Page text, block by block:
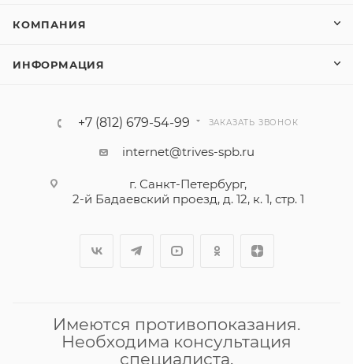
КОМПАНИЯ
ИНФОРМАЦИЯ
+7 (812) 679-54-99 ЗАКАЗАТЬ ЗВОНОК
internet@trives-spb.ru
г. Санкт-Петербург,
2-й Бадаевский проезд, д. 12, к. 1, стр. 1
Имеются противопоказания.
Необходима консультация
специалиста.